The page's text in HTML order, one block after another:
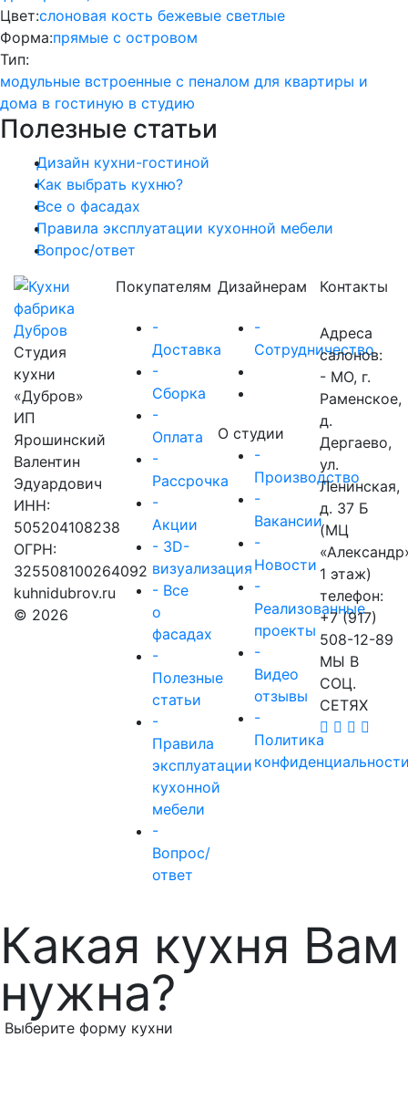
Цвет:слоновая кость бежевые светлые
Форма:прямые с островом
Тип:
модульные встроенные с пеналом для квартиры и
дома в гостиную в студию
Полезные статьи
Дизайн кухни-гостиной
Как выбрать кухню?
Все о фасадах
Правила эксплуатации кухонной мебели
Вопрос/ответ
Студия
кухни
«Дубров»
ИП
Ярошинский
Валентин
Эдуардович
ИНН:
505204108238
ОГРН:
325508100264092
kuhnidubrov.ru
© 2026
Покупателям
-
Доставка
-
Сборка
-
Оплата
-
Рассрочка
-
Акции
- 3D-
визуализация
- Все
о
фасадах
-
Полезные
статьи
-
Правила
эксплуатации
кухонной
мебели
-
Вопрос/
ответ
Дизайнерам
-
Сотрудничество
О студии
-
Производство
-
Вакансии
-
Новости
-
Реализованные
проекты
-
Видео
отзывы
-
Политика
Контакты
Адреса
салонов:
- МО, г.
Раменское,
д.
Дергаево,
ул.
Ленинская,
д. 37 Б
(МЦ
1 этаж)
телефон:
+7 (917)
508-12-89
МЫ В
СОЦ.
СЕТЯХ
Какая кухня Вам
нужна?
Выберите форму кухни